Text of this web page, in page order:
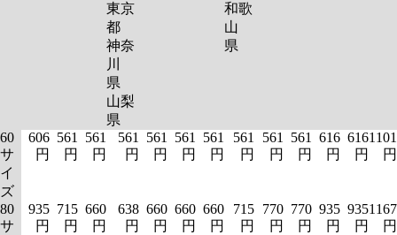
東京
都
神奈
川
県
山梨
県
和歌
山
県
60
サ
イ
ズ
606
円
561
円
561
円
561
円
561
円
561
円
561
円
561
円
561
円
561
円
616
円
616
円
1101
円
80
サ
935
円
715
円
660
円
638
円
660
円
660
円
660
円
715
円
770
円
770
円
935
円
935
円
1167
円